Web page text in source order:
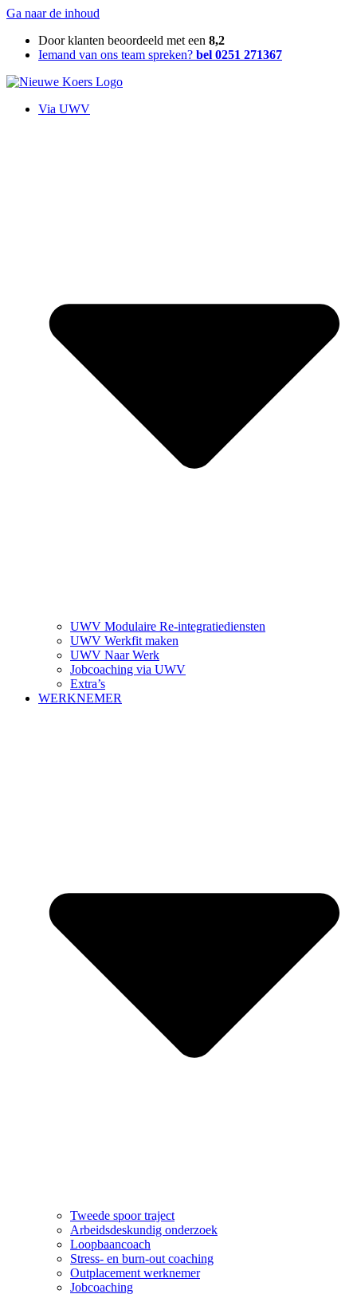
Ga naar de inhoud
Door klanten beoordeeld met een 8,2
Iemand van ons team spreken? bel 0251 271367
Via UWV
UWV Modulaire Re-integratiediensten
UWV Werkfit maken
UWV Naar Werk
Jobcoaching via UWV
Extra’s
WERKNEMER
Tweede spoor traject
Arbeidsdeskundig onderzoek
Loopbaancoach
Stress- en burn-out coaching
Outplacement werknemer
Jobcoaching